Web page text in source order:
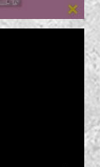
Load